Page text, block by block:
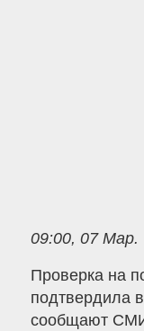
09:00, 07 Мар.
Проверка на
подтвердила
сообщают